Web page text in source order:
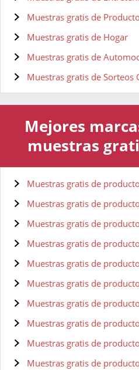
Muestras gratis de
Muestras gratis de Hogar
Muestras gratis de
Muestras gratis de Sorteos
Mejores
muestras
Muestras gratis de
Muestras gratis de
Muestras gratis de
Muestras gratis de
Muestras gratis de
Muestras gratis de
Muestras gratis de
Muestras gratis de
Muestras gratis de
Muestras gratis de